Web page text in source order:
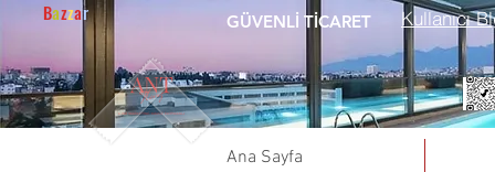
Bazzar GÜVENLİ TİCARET Kullanıcı
Ana Sayfa